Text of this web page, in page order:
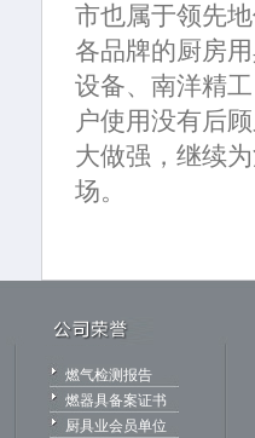
市也属于领先
各品牌的厨房
设备、南洋精
户使用没有后
大做强，继续
场。
燃气检测报告
燃器具备案证书
厨具业会员单位